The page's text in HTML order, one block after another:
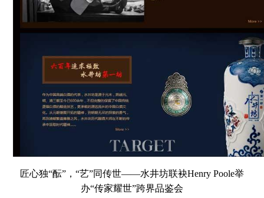
匠心独“酝”，“艺”同传世——水井坊联袂Henry Poole举
办“传家耀世”跨界品鉴会